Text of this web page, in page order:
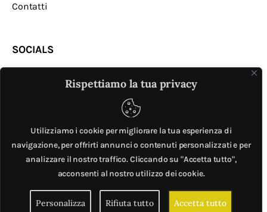
Rispettiamo la tua privacy
Utilizziamo i cookie per migliorare la tua esperienza di
navigazione, per offrirti annunci o contenuti personalizzati e per
analizzare il nostro traffico. Cliccando su "Accetta tutto",
acconsenti al nostro utilizzo dei cookie.
Personalizza Rifiuta tutto Accetta tutto
Contatti
SOCIALS
MASTER © è un progetto diMobilita.org. All Rights
Reserved. | Giubox – C.F: DCHGLI85R10G273Z – P.IVA
06776720820 –Privacy e cookie policy